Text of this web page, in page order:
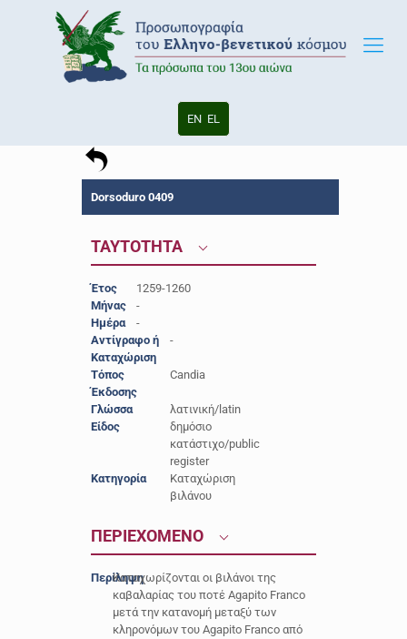
EN EL
Dorsoduro 0409
ΤΑΥΤΟΤΗΤΑ
Έτος
1259-1260
Μήνας
-
Ημέρα
-
Αντίγραφο ή
Καταχώριση
-
Τόπος
Έκδοσης
Candia
Γλώσσα
λατινική/latin
Είδος
δημόσιο
κατάστιχο/public
register
Κατηγορία
Καταχώριση
βιλάνου
ΠΕΡΙΕΧΟΜΕΝΟ
Περίληψη
Καταχωρίζονται οι βιλάνοι της
καβαλαρίας του ποτέ Agapito Franco
μετά την κατανομή μεταξύ των
κληρονόμων του Agapito Franco από